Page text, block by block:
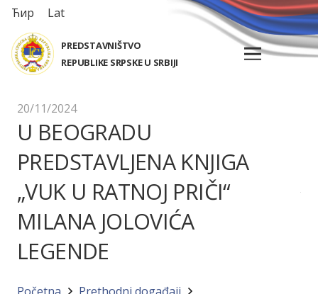
Ћир Lat
PREDSTAVNIŠTVO
REPUBLIKE SRPSKE U SRBIJI
20/11/2024
U BEOGRADU
PREDSTAVLJENA KNJIGA
„VUK U RATNOJ PRIČI“
MILANA JOLOVIĆA
LEGENDE